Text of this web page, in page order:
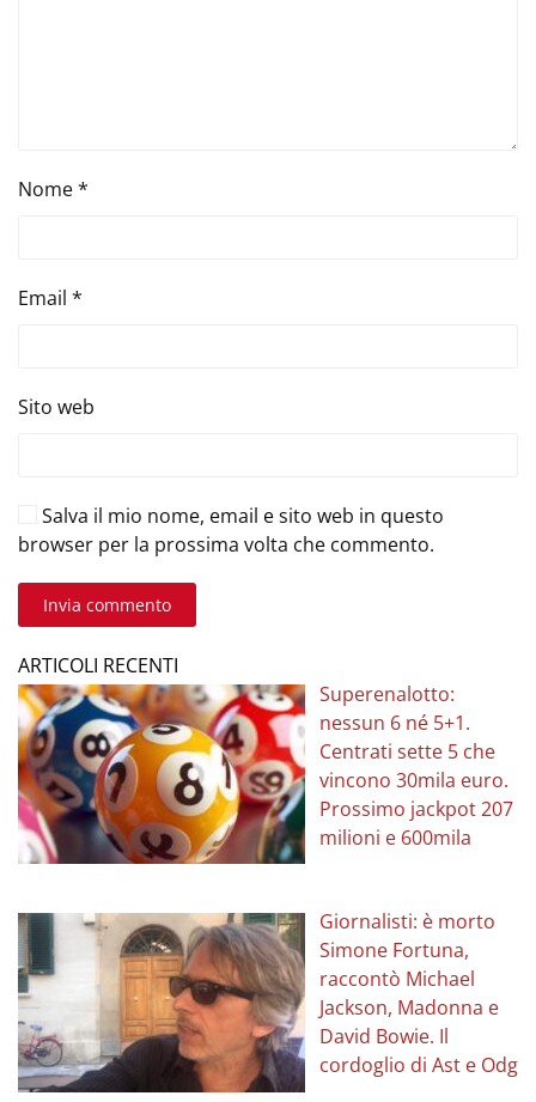
Nome*
Email *
Sito web
Salva il mio nome, email e sito web in questo
browser per la prossima volta che commento.
Invia commento
ARTICOLI RECENTI
Superenalotto:
nessun 6 né 5+1.
Centrati sette 5 che
vincono 30mila euro.
Prossimo jackpot 207
milioni e 600mila
Giornalisti: è morto
Simone Fortuna,
raccontò Michael
Jackson, Madonna e
David Bowie. Il
cordoglio di Ast e Odg